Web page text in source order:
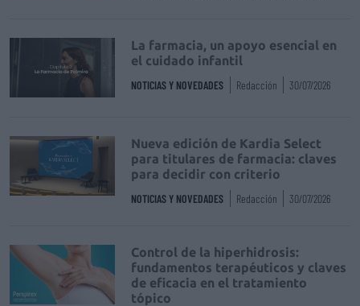
La farmacia, un apoyo esencial en
el cuidado infantil
NOTICIAS Y NOVEDADES Redacción 30/07/2026
Nueva edición de Kardia Select
para titulares de farmacia: claves
para decidir con criterio
NOTICIAS Y NOVEDADES Redacción 30/07/2026
Control de la hiperhidrosis:
fundamentos terapéuticos y claves
de eficacia en el tratamiento
tópico